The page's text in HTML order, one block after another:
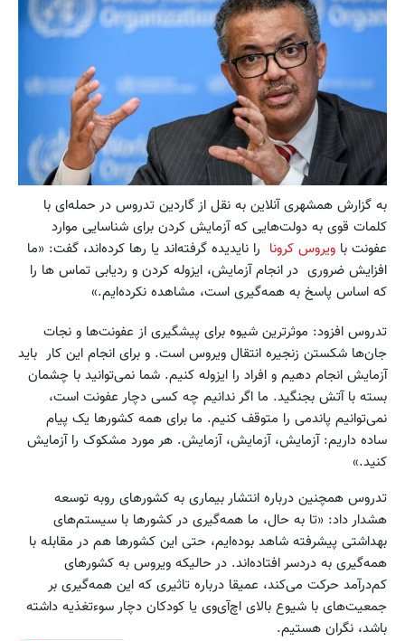
به گزارش همشهری آنلاین به نقل از گاردین تدروس در حمله‌ای با
کلمات قوی به دولت‌هایی که آزمایش کردن برای شناسایی موارد
عفونت با ویروس کرونا را نایدیده گرفته‌اند یا رها کرده‌اند، گفت: «ما
افزایش ضروری در انجام آزمایش، ایزوله کردن و ردیابی تماس‌ ‌ها را
که اساس پاسخ به همه‌گیری است، مشاهده نکرده‌ایم.»
تدروس افزود: موثرترین شیوه برای پیشگیری از عفونت‌ها و نجات
جان‌ها شکستن زنجیره انتقال ویروس است. و برای انجام این کار باید
آزمایش انجام دهیم و افراد را ایزوله کنیم. شما نمی‌توانید با چشمان
بسته با آتش بجنگید. ما اگر ندانیم چه کسی دچار عفونت است،
نمی‌توانیم پاندمی را متوقف کنیم. ما برای همه کشورها یک پیام
ساده داریم: آزمایش، آزمایش، آزمایش. هر مورد مشکوک را آزمایش
کنید.»
تدروس همچنین درباره انتشار بیماری به کشورهای روبه توسعه
هشدار داد: «تا به حال، ما همه‌گیری در کشورها با سیستم‌های
بهداشتی پیشرفته شاهد بوده‌ایم، حتی این کشورها هم در مقابله با
همه‌گیری به دردسر افتاده‌اند. در حالیکه ویروس به کشورهای
کم‌درآمد حرکت می‌کند، عمیقا درباره تاثیری که این همه‌گیری بر
جمعیت‌های با شیوع بالای اچ‌آی‌وی یا کودکان دچار سوءتغذیه داشته
باشد، نگران هستیم.